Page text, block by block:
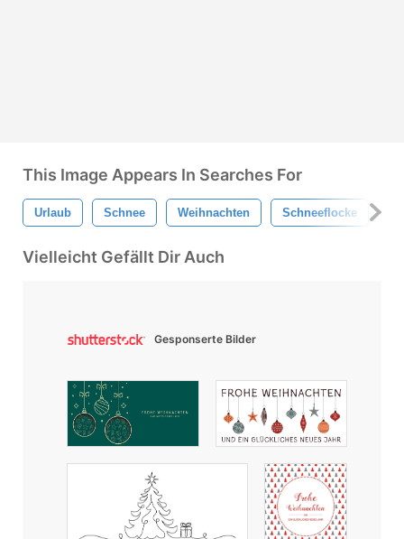
This Image Appears In Searches For
Urlaub Schnee Weihnachten Schneeflocke
Vielleicht Gefällt Dir Auch
Gesponserte Bilder